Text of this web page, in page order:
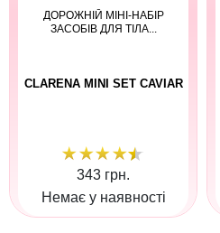
ДОРОЖНІЙ МІНІ-НАБІР
ЗАСОБІВ ДЛЯ ТІЛА...
CLARENA MINI SET CAVIAR
343 грн.
Немає у наявності